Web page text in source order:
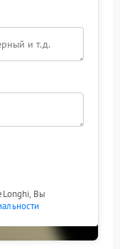
Вы